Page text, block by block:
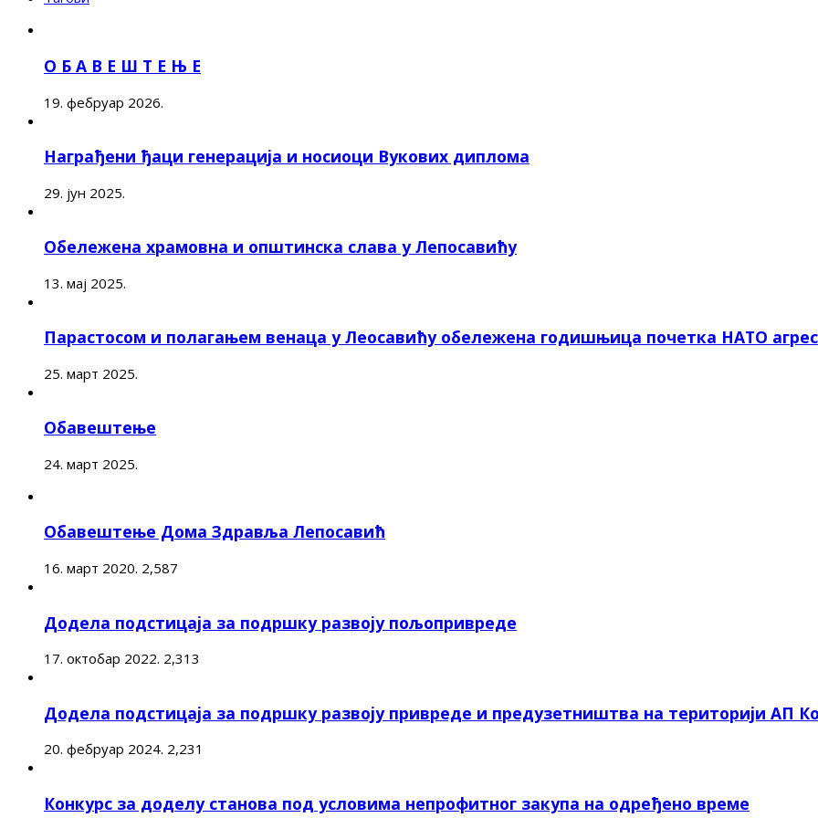
О Б А В Е Ш Т Е Њ Е
19. фебруар 2026.
Награђени ђаци генерација и носиоци Вукових диплома
29. јун 2025.
Обележена храмовна и општинска слава у Лепосавићу
13. мај 2025.
Парастосом и полагањем венаца у Леосавићу обележена годишњица почетка НАТО
25. март 2025.
Обавештење
24. март 2025.
Обавештење Дома Здравља Лепосавић
16. март 2020. 2,587
Додела подстицаја за подршку развоју пољопривреде
17. октобар 2022. 2,313
Додела подстицаја за подршку развоју привреде и предузетништва на територији АП
20. фебруар 2024. 2,231
Конкурс за доделу станова под условима непрофитног закупа на одређено време